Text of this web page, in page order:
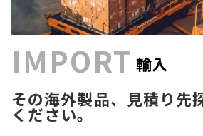
IMPORT 輸入
その海外製品、見積り先
ください。